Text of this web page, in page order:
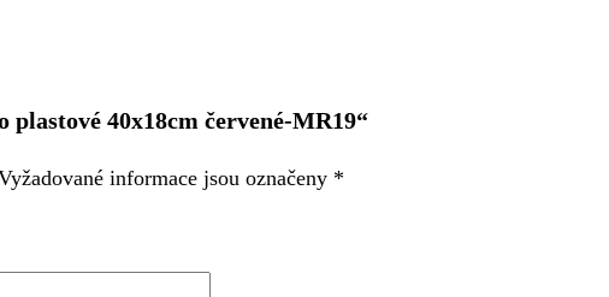
40x18cm červené-MR19“
informace jsou označeny *